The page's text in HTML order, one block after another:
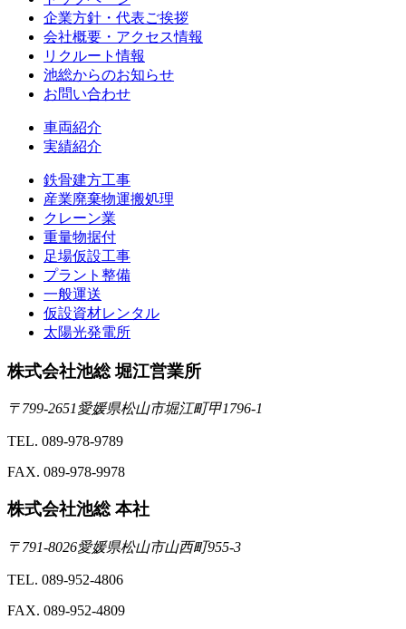
企業方針・代表ご挨拶
会社概要・アクセス情報
リクルート情報
池総からのお知らせ
お問い合わせ
車両紹介
実績紹介
鉄骨建方工事
産業廃棄物運搬処理
クレーン業
重量物据付
足場仮設工事
プラント整備
一般運送
仮設資材レンタル
太陽光発電所
株式会社池総 堀江営業所
〒799-2651愛媛県松山市堀江町甲1796-1
TEL. 089-978-9789
FAX. 089-978-9978
株式会社池総 本社
〒791-8026愛媛県松山市山西町955-3
TEL. 089-952-4806
FAX. 089-952-4809